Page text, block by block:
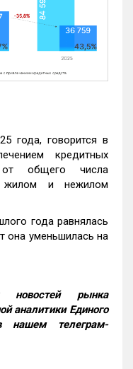
года, говорится в
кредитных
от общего числа
жилом и нежилом
года равнялась
она уменьшилась на
новостей рынка
аналитики Единого
нашем телеграм-